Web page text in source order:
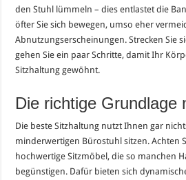
den Stuhl lümmeln – dies entlastet die
öfter Sie sich bewegen, umso eher
Abnutzungserscheinungen. Strecken Sie
gehen Sie ein paar Schritte, damit Ihr
Sitzhaltung gewöhnt.
Die richtige Grundlage
Die beste Sitzhaltung nutzt Ihnen gar
minderwertigen Bürostuhl sitzen. Achten
hochwertige Sitzmöbel, die so manchen
begünstigen. Dafür bieten sich